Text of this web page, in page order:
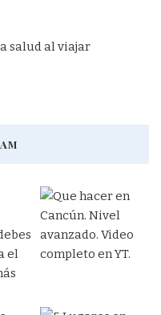
salud al viajar